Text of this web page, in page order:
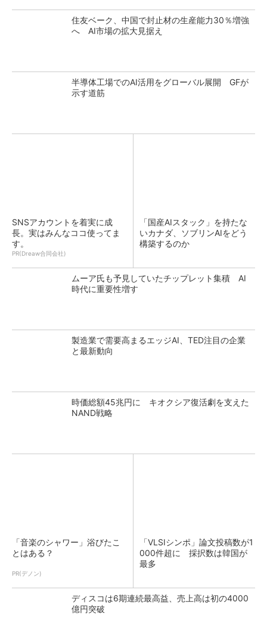
住友ベーク、中国で封止材の生産能力30％増強
へ AI市場の拡大見据え
半導体工場でのAI活用をグローバル展開 GFが
示す道筋
SNSアカウントを着実に成
長。実はみんなココ使ってま
す。
PR(Dreaw合同会社)
「国産AIスタック」を持たな
いカナダ、ソブリンAIをどう
構築するのか
ムーア氏も予見していたチップレット集積 AI
時代に重要性増す
製造業で需要高まるエッジAI、TED注目の企業
と最新動向
時価総額45兆円に キオクシア復活劇を支えた
NAND戦略
「音楽のシャワー」浴びたこ
とはある？
PR(デノン)
「VLSIシンポ」論文投稿数が1
000件超に 採択数は韓国が
最多
ディスコは6期連続最高益、売上高は初の4000
億円突破